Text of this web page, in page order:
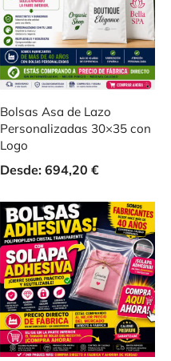
Bolsas Asa de Lazo
Personalizadas 30×35 con
Logo
Desde: 694,20 €